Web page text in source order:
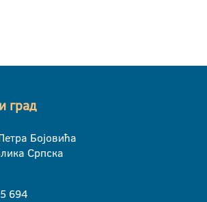
град
Бојовића
Српска
694